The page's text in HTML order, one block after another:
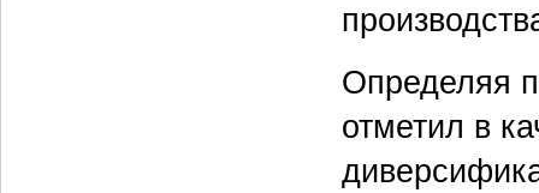
Определяя
отметил в